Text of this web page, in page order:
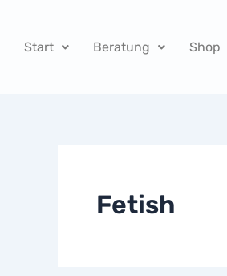
springen
Start Beratung Shop
Fetish